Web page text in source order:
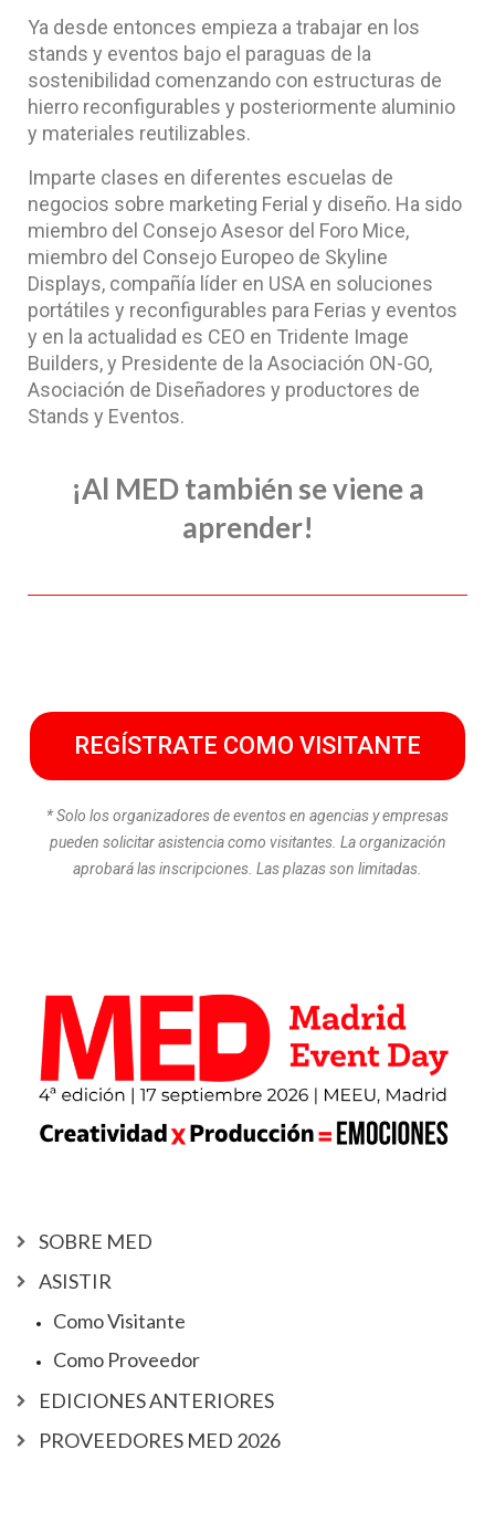
Ya desde entonces empieza a trabajar en los
stands y eventos bajo el paraguas de la
sostenibilidad comenzando con estructuras de
hierro reconfigurables y posteriormente aluminio
y materiales reutilizables.
Imparte clases en diferentes escuelas de
negocios sobre marketing Ferial y diseño. Ha sido
miembro del Consejo Asesor del Foro Mice,
miembro del Consejo Europeo de Skyline
Displays, compañía líder en USA en soluciones
portátiles y reconfigurables para Ferias y eventos
y en la actualidad es CEO en Tridente Image
Builders, y Presidente de la Asociación ON-GO,
Asociación de Diseñadores y productores de
Stands y Eventos.
¡Al MED también se viene a
aprender!
REGÍSTRATE COMO VISITANTE
* Solo los organizadores de eventos en agencias y empresas
pueden solicitar asistencia como visitantes. La organización
aprobará las inscripciones. Las plazas son limitadas.
SOBRE MED
ASISTIR
Como Visitante
Como Proveedor
EDICIONES ANTERIORES
PROVEEDORES MED 2026